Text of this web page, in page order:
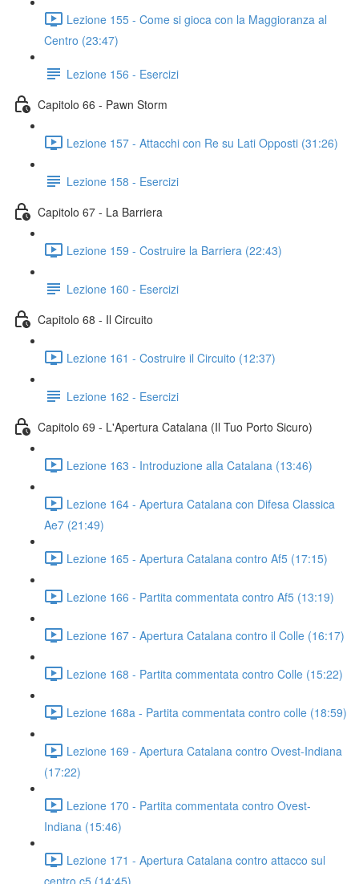
Lezione 155 - Come si gioca con la Maggioranza al
Centro (23:47)
Lezione 156 - Esercizi
Capitolo 66 - Pawn Storm
Lezione 157 - Attacchi con Re su Lati Opposti (31:26)
Lezione 158 - Esercizi
Capitolo 67 - La Barriera
Lezione 159 - Costruire la Barriera (22:43)
Lezione 160 - Esercizi
Capitolo 68 - Il Circuito
Lezione 161 - Costruire il Circuito (12:37)
Lezione 162 - Esercizi
Capitolo 69 - L'Apertura Catalana (Il Tuo Porto Sicuro)
Lezione 163 - Introduzione alla Catalana (13:46)
Lezione 164 - Apertura Catalana con Difesa Classica
Ae7 (21:49)
Lezione 165 - Apertura Catalana contro Af5 (17:15)
Lezione 166 - Partita commentata contro Af5 (13:19)
Lezione 167 - Apertura Catalana contro il Colle (16:17)
Lezione 168 - Partita commentata contro Colle (15:22)
Lezione 168a - Partita commentata contro colle (18:59)
Lezione 169 - Apertura Catalana contro Ovest-Indiana
(17:22)
Lezione 170 - Partita commentata contro Ovest-
Indiana (15:46)
Lezione 171 - Apertura Catalana contro attacco sul
centro c5 (14:45)